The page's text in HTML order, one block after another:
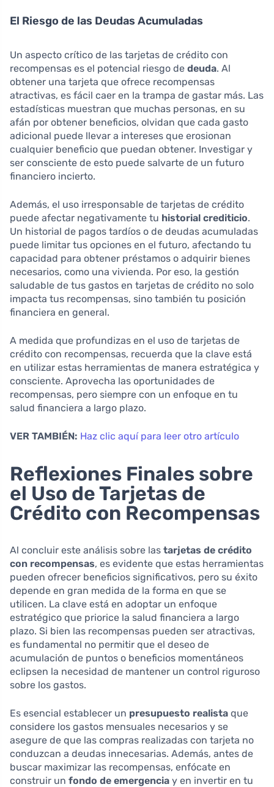
El Riesgo de las Deudas Acumuladas
Un aspecto crítico de las tarjetas de crédito con
recompensas es el potencial riesgo de deuda. Al
obtener una tarjeta que ofrece recompensas
atractivas, es fácil caer en la trampa de gastar más. Las
estadísticas muestran que muchas personas, en su
afán por obtener beneficios, olvidan que cada gasto
adicional puede llevar a intereses que erosionan
cualquier beneficio que puedan obtener. Investigar y
ser consciente de esto puede salvarte de un futuro
financiero incierto.
Además, el uso irresponsable de tarjetas de crédito
puede afectar negativamente tu historial crediticio.
Un historial de pagos tardíos o de deudas acumuladas
puede limitar tus opciones en el futuro, afectando tu
capacidad para obtener préstamos o adquirir bienes
necesarios, como una vivienda. Por eso, la gestión
saludable de tus gastos en tarjetas de crédito no solo
impacta tus recompensas, sino también tu posición
financiera en general.
A medida que profundizas en el uso de tarjetas de
crédito con recompensas, recuerda que la clave está
en utilizar estas herramientas de manera estratégica y
consciente. Aprovecha las oportunidades de
recompensas, pero siempre con un enfoque en tu
salud financiera a largo plazo.
VER TAMBIÉN: Haz clic aquí para leer otro artículo
Reflexiones Finales sobre
el Uso de Tarjetas de
Crédito con Recompensas
Al concluir este análisis sobre las tarjetas de crédito
con recompensas, es evidente que estas herramientas
pueden ofrecer beneficios significativos, pero su éxito
depende en gran medida de la forma en que se
utilicen. La clave está en adoptar un enfoque
estratégico que priorice la salud financiera a largo
plazo. Si bien las recompensas pueden ser atractivas,
es fundamental no permitir que el deseo de
acumulación de puntos o beneficios momentáneos
eclipsen la necesidad de mantener un control riguroso
sobre los gastos.
Es esencial establecer un presupuesto realista que
considere los gastos mensuales necesarios y se
asegure de que las compras realizadas con tarjeta no
conduzcan a deudas innecesarias. Además, antes de
buscar maximizar las recompensas, enfócate en
construir un fondo de emergencia y en invertir en tu